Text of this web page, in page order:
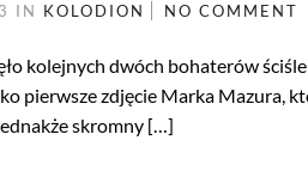
IN KOLODION NO COMMENT
kolejnych dwóch bohaterów
pierwsze zdjęcie Marka Mazura,
skromny […]